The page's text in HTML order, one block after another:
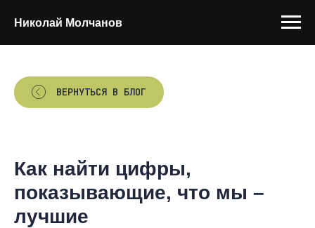
Николай Молчанов
ВЕРНУТЬСЯ В БЛОГ
Как найти цифры,
показывающие, что мы –
лучшие